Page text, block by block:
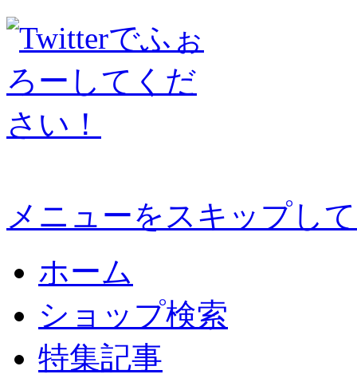
メニューをスキップし
ホーム
ショップ検索
特集記事